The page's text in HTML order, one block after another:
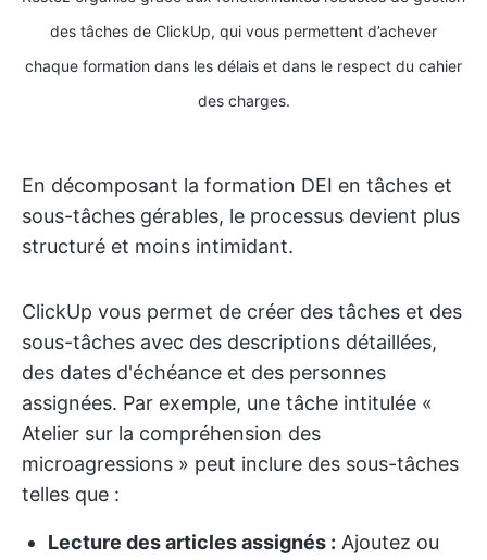
des tâches de ClickUp, qui vous permettent d’achever
chaque formation dans les délais et dans le respect du cahier
des charges.
En décomposant la formation DEI en tâches et
sous-tâches gérables, le processus devient plus
structuré et moins intimidant.
ClickUp vous permet de créer des tâches et des
sous-tâches avec des descriptions détaillées,
des dates d'échéance et des personnes
assignées. Par exemple, une tâche intitulée «
Atelier sur la compréhension des
microagressions » peut inclure des sous-tâches
telles que :
Lecture des articles assignés : Ajoutez ou